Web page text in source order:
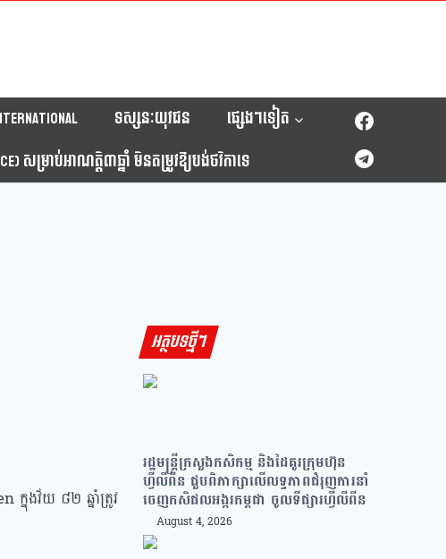
ទស្សនៈយុវជន
ផ្សេងៗទៀត
សម្រាប់អាណត្តិ៣ឆ្នាំ មិនតម្រូវឱ្យបង់ថវិកាទេ
នុងវ័យ ៨២ ឆ្នាំត្រូវ
អត្ថបទថ្មីៗ
រដ្ឋមន្រ្តីក្រសួងកសិកម្ម និងដៃគូរក្រុមហ៊ុន
ហ្វីលីពីន ជួបពិភាក្សាលើលទ្ធភាពជំរុញការនាំ
ចេញកសិផលអង្ករកម្ពុជា ចូលទីផ្សារហ្វីលីពីន
August 4, 2026